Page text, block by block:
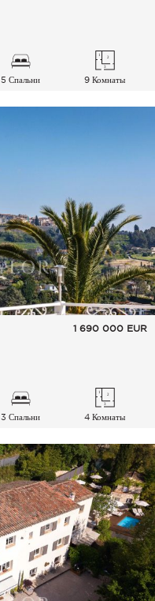
5 Спальни 9 Комнаты
1 690 000 EUR
3 Спальни 4 Комнаты